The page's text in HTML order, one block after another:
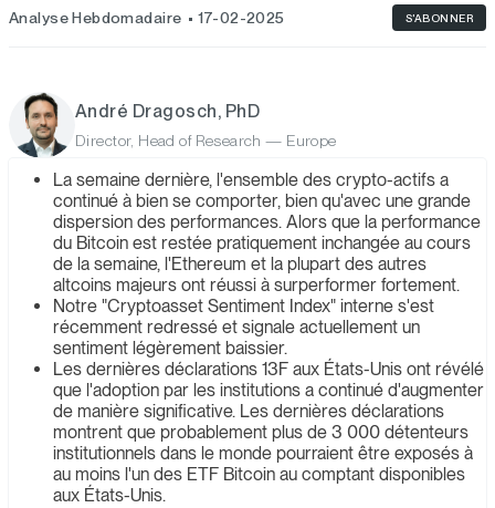
Analyse Hebdomadaire 17-02-2025 S'ABONNER
André Dragosch, PhD
Director, Head of Research — Europe
La semaine dernière, l'ensemble des crypto-actifs a
continué à bien se comporter, bien qu'avec une grande
dispersion des performances. Alors que la performance
du Bitcoin est restée pratiquement inchangée au cours
de la semaine, l'Ethereum et la plupart des autres
altcoins majeurs ont réussi à surperformer fortement.
Notre "Cryptoasset Sentiment Index" interne s'est
récemment redressé et signale actuellement un
sentiment légèrement baissier.
Les dernières déclarations 13F aux États-Unis ont révélé
que l'adoption par les institutions a continué d'augmenter
de manière significative. Les dernières déclarations
montrent que probablement plus de 3 000 détenteurs
institutionnels dans le monde pourraient être exposés à
au moins l'un des ETF Bitcoin au comptant disponibles
aux États-Unis.